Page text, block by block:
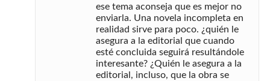
ese tema aconseja que es mejor no
enviarla. Una novela incompleta en
realidad sirve para poco. ¿quién le
asegura a la editorial que cuando
esté concluida seguirá resultándole
interesante? ¿Quién le asegura a la
editorial, incluso, que la obra se